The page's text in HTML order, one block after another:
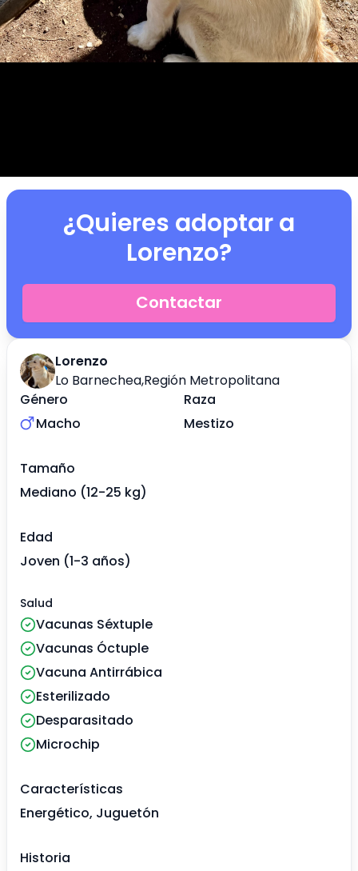
Lorenzo
Lo Barnechea,Región Metropolitana
Género
Macho
Raza
Mestizo
Tamaño
Mediano (12-25 kg)
Edad
Joven (1-3 años)
Salud
Vacunas Séxtuple
Vacunas Óctuple
Vacuna Antirrábica
Esterilizado
Desparasitado
Microchip
Características
Energético, Juguetón
Historia
¿Quieres adoptar a
Lorenzo?
Contactar